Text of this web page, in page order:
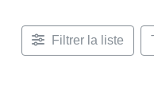
Filtrer la liste